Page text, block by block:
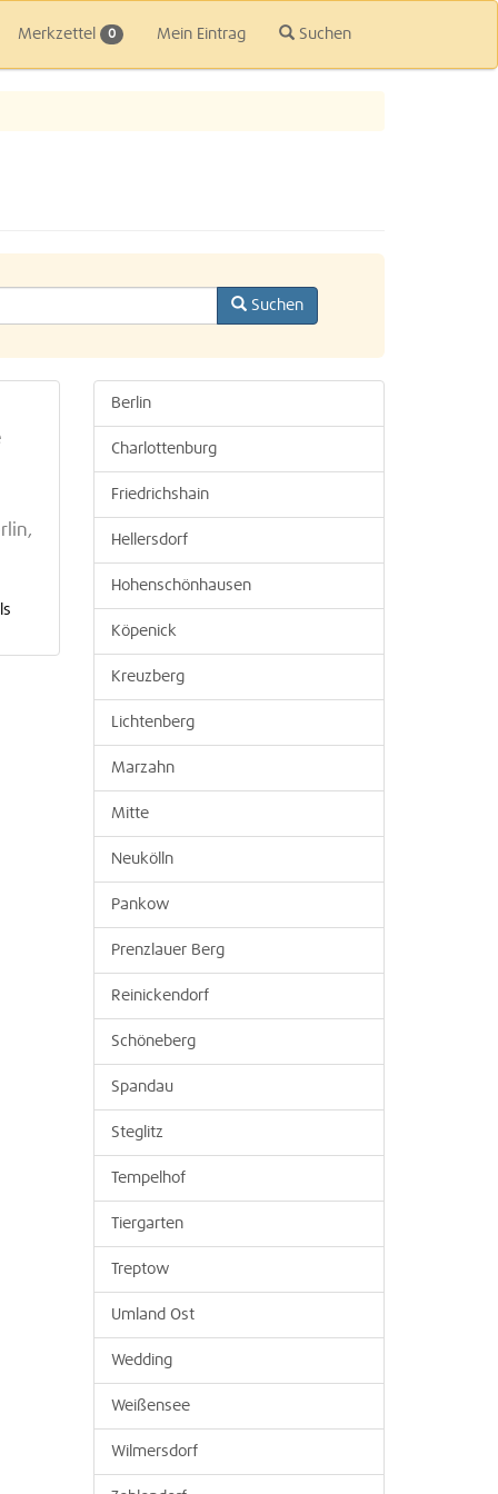
Merkzettel 0 Mein Eintrag Suchen
Suchen
Berlin
Charlottenburg
Friedrichshain
Hellersdorf
Hohenschönhausen
Köpenick
Kreuzberg
Lichtenberg
Marzahn
Mitte
Neukölln
Pankow
Prenzlauer Berg
Reinickendorf
Schöneberg
Spandau
Steglitz
Tempelhof
Tiergarten
Treptow
Umland Ost
Wedding
Weißensee
Wilmersdorf